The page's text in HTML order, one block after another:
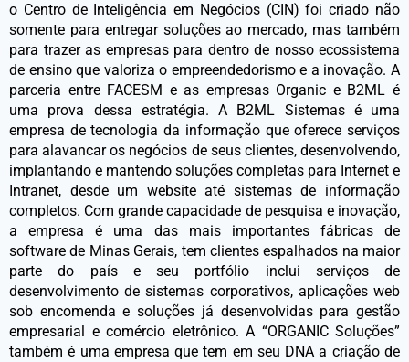
o Centro de Inteligência em Negócios (CIN) foi criado não
somente para entregar soluções ao mercado, mas também
para trazer as empresas para dentro de nosso ecossistema
de ensino que valoriza o empreendedorismo e a inovação. A
parceria entre FACESM e as empresas Organic e B2ML é
uma prova dessa estratégia. A B2ML Sistemas é uma
empresa de tecnologia da informação que oferece serviços
para alavancar os negócios de seus clientes, desenvolvendo,
implantando e mantendo soluções completas para Internet e
Intranet, desde um website até sistemas de informação
completos. Com grande capacidade de pesquisa e inovação,
a empresa é uma das mais importantes fábricas de
software de Minas Gerais, tem clientes espalhados na maior
parte do país e seu portfólio inclui serviços de
desenvolvimento de sistemas corporativos, aplicações web
sob encomenda e soluções já desenvolvidas para gestão
empresarial e comércio eletrônico. A “ORGANIC Soluções”
também é uma empresa que tem em seu DNA a criação de